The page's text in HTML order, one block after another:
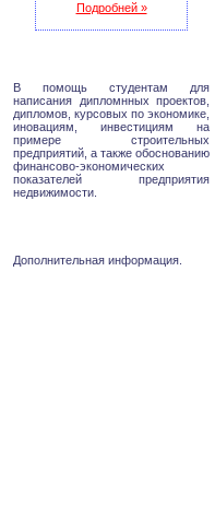
Подробней »
В помощь студентам для
написания дипломнных проектов,
дипломов, курсовых по экономике,
иновациям, инвестициям на
примере строительных
предприятий, а также обоснованию
финансово-экономических
показателей предприятия
недвижимости.
Дополнительная информация.